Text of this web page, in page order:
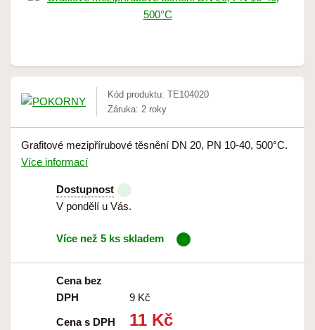
Kód produktu: TE104020
Záruka: 2 roky
Grafitové mezipřírubové těsnění DN 20, PN 10-40, 500°C.
Více informací
Dostupnost
V pondělí u Vás.
Více než 5 ks skladem
Cena bez
DPH
9 Kč
Cena s DPH 11 Kč